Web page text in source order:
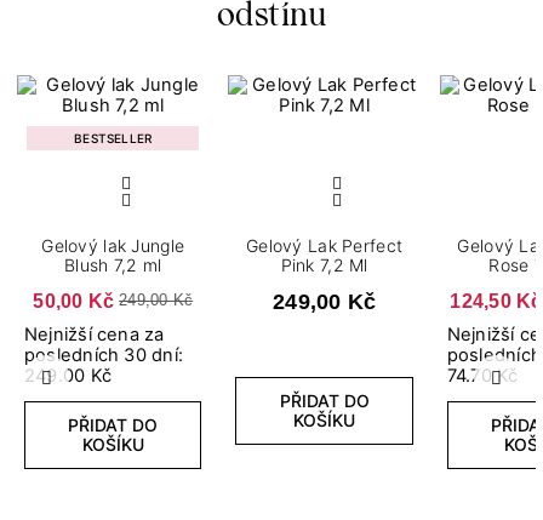
odstínu
Předchozí Další
BESTSELLER
Gelový lak Jungle
Blush 7,2 ml
50,00 Kč 249,00 Kč
Nejnižší cena za
posledních 30 dní:
249.00 Kč
PŘIDAT DO
KOŠÍKU
Gelový Lak Perfect
Pink 7,2 Ml
249,00 Kč
PŘIDAT DO
KOŠÍKU
Gelový Lak
Rose
124,50 Kč
Nejnižší
74.70 Kč